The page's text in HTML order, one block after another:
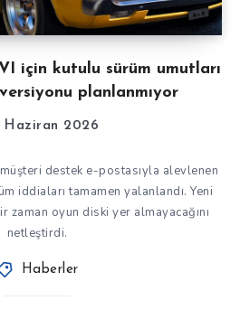
için kutulu sürüm umutları
planlanmıyor
Haziran 2026
destek e-postasıyla alevlenen
iddiaları tamamen yalanlandı. Yeni
oyun diski yer almayacağını
netleştirdi.
Haberler